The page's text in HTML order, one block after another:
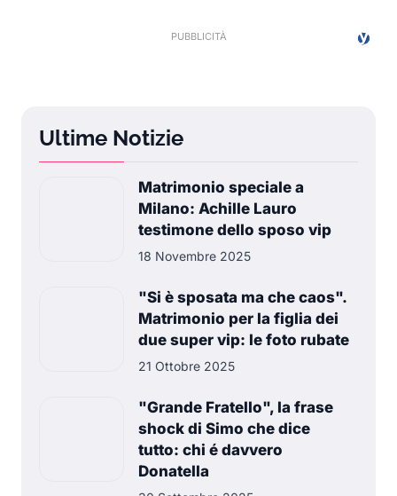
Ultime Notizie
Matrimonio speciale a
Milano: Achille Lauro
testimone dello sposo vip
18 Novembre 2025
"Si è sposata ma che caos".
Matrimonio per la figlia dei
due super vip: le foto rubate
21 Ottobre 2025
"Grande Fratello", la frase
shock di Simo che dice
tutto: chi é davvero
Donatella